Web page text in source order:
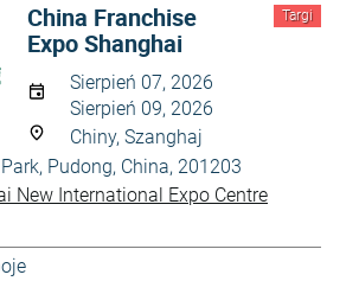
Targi
China Franchise
Expo Shanghai
Sierpień 07, 2026
Sierpień 09, 2026
Chiny, Szanghaj
Pudong, China, 201203
New International Expo Centre